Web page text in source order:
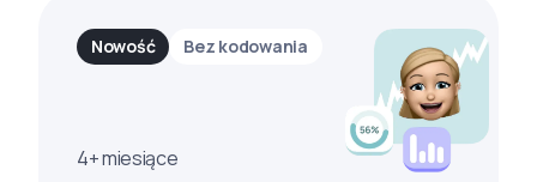
Nowość Bez kodowania
4+ miesiące